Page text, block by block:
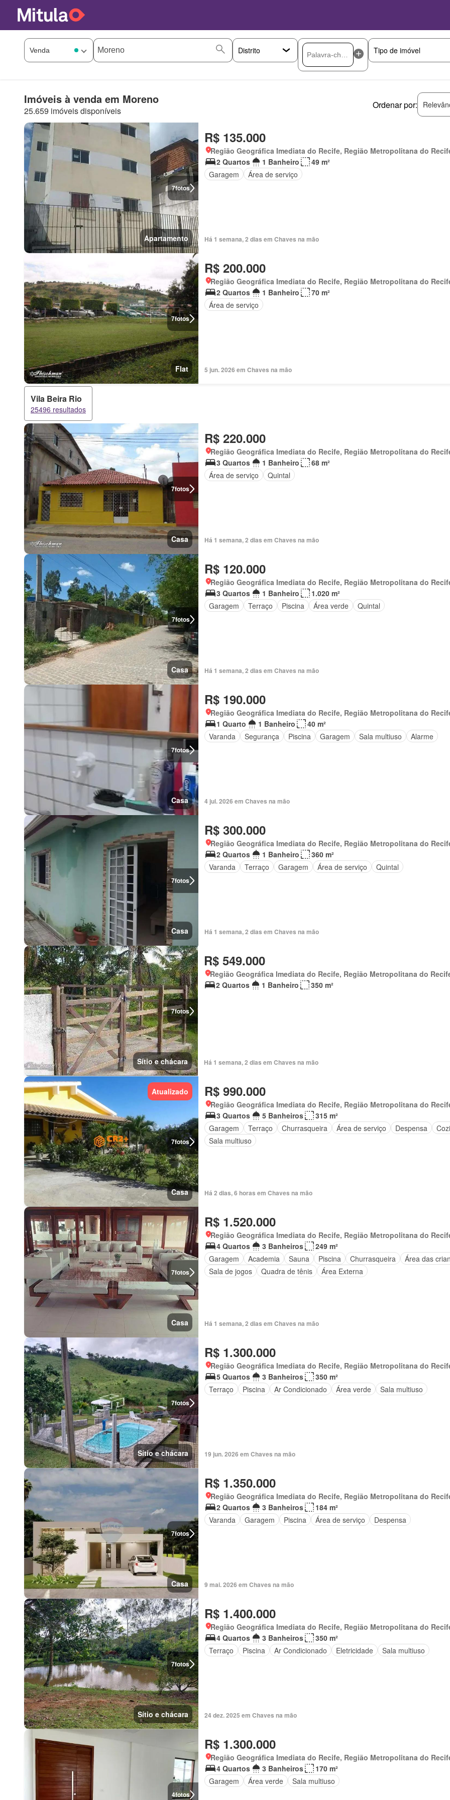
Imóveis à venda em Moreno
25.659 imóveis disponíveis
Ordenar por:
7fotos
Apartamento
R$ 135.000
Região Geográfica Imediata do Recife, Região Metropolitana do
2 Quartos
1 Banheiro
49 m²
Garagem
Área de serviço
Há 1 semana, 2 dias em Chaves na mão
7fotos
Flat
R$ 200.000
Região Geográfica Imediata do Recife, Região Metropolitana do
2 Quartos
1 Banheiro
70 m²
Área de serviço
5 jun. 2026 em Chaves na mão
Vila Beira Rio
25496 resultados
7fotos
Casa
R$ 220.000
Região Geográfica Imediata do Recife, Região Metropolitana do
3 Quartos
1 Banheiro
68 m²
Área de serviço
Quintal
Há 1 semana, 2 dias em Chaves na mão
7fotos
Casa
R$ 120.000
Região Geográfica Imediata do Recife, Região Metropolitana do
3 Quartos
1 Banheiro
1.020 m²
Garagem
Terraço Piscina Área verde Quintal
Há 1 semana, 2 dias em Chaves na mão
7fotos
Casa
R$ 190.000
Região Geográfica Imediata do Recife, Região Metropolitana do
1 Quarto
1 Banheiro
40 m²
Varanda
Segurança Piscina Garagem Sala multiuso Alarme
4 jul. 2026 em Chaves na mão
7fotos
Casa
R$ 300.000
Região Geográfica Imediata do Recife, Região Metropolitana do
2 Quartos
1 Banheiro
360 m²
Varanda
Terraço Garagem Área de serviço Quintal
Há 1 semana, 2 dias em Chaves na mão
7fotos
Sítio e chácara
R$ 549.000
Região Geográfica Imediata do Recife, Região Metropolitana do
2 Quartos
1 Banheiro 350 m²
Há 1 semana, 2 dias em Chaves na mão
7fotos
Atualizado
Casa
R$ 990.000
Região Geográfica Imediata do Recife, Região Metropolitana do
3 Quartos
5 Banheiros
315 m²
Garagem
Terraço Churrasqueira Área de serviço Despensa
Sala multiuso
Há 2 dias, 6 horas em Chaves na mão
7fotos
Casa
R$ 1.520.000
Região Geográfica Imediata do Recife, Região Metropolitana do
4 Quartos
3 Banheiros
249 m²
Garagem
Academia Sauna Piscina Churrasqueira
Área das
Sala de jogos
Quadra de tênis Área Externa
Há 1 semana, 2 dias em Chaves na mão
7fotos
Sítio e chácara
R$ 1.300.000
Região Geográfica Imediata do Recife, Região Metropolitana do
5 Quartos
3 Banheiros
350 m²
Terraço
Piscina Ar Condicionado Área verde Sala multiuso
19 jun. 2026 em Chaves na mão
7fotos
Casa
R$ 1.350.000
Região Geográfica Imediata do Recife, Região Metropolitana do
2 Quartos
3 Banheiros
184 m²
Varanda
Garagem Piscina Área de serviço Despensa
9 mai. 2026 em Chaves na mão
7fotos
Sítio e chácara
R$ 1.400.000
Região Geográfica Imediata do Recife, Região Metropolitana do
4 Quartos
3 Banheiros
350 m²
Terraço
Piscina Ar Condicionado Eletricidade Sala multiuso
24 dez. 2025 em Chaves na mão
4fotos
R$ 1.300.000
Região Geográfica Imediata do Recife, Região Metropolitana do
4 Quartos
3 Banheiros
170 m²
Garagem
Área verde Sala multiuso